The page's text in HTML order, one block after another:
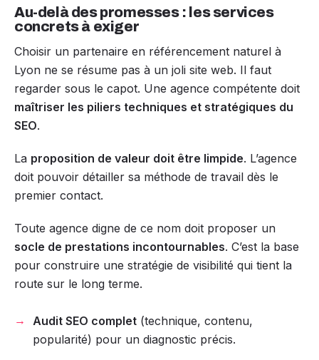
Au-delà des promesses : les services
concrets à exiger
Choisir un partenaire en référencement naturel à
Lyon ne se résume pas à un joli site web. Il faut
regarder sous le capot. Une agence compétente doit
maîtriser les piliers techniques et stratégiques du
SEO.
La proposition de valeur doit être limpide. L’agence
doit pouvoir détailler sa méthode de travail dès le
premier contact.
Toute agence digne de ce nom doit proposer un
socle de prestations incontournables. C’est la base
pour construire une stratégie de visibilité qui tient la
route sur le long terme.
Audit SEO complet (technique, contenu,
popularité) pour un diagnostic précis.